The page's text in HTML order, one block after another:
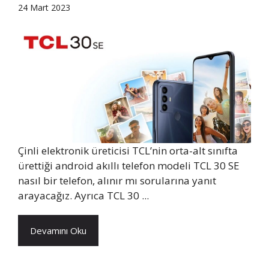
24 Mart 2023
Çinli elektronik üreticisi TCL’nin orta-alt sınıfta
ürettiği android akıllı telefon modeli TCL 30 SE
nasıl bir telefon, alınır mı sorularına yanıt
arayacağız. Ayrıca TCL 30 ...
Devamını Oku